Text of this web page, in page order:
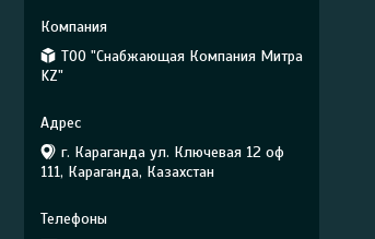
ТОО "Снабжающая Компания Митра
KZ"
г. Караганда ул. Ключевая 12 оф
111, Караганда, Казахстан